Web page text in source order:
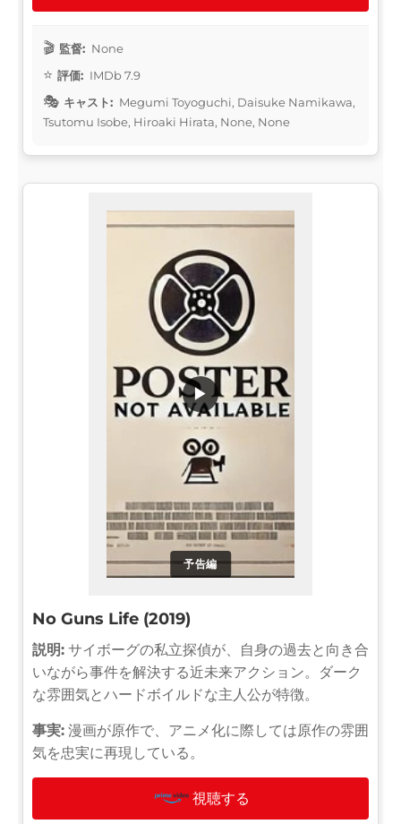
監督: None
評価: IMDb 7.9
キャスト: Megumi Toyoguchi, Daisuke Namikawa,
Tsutomu Isobe, Hiroaki Hirata, None, None
予告編
▶
No Guns Life (2019)
説明: サイボーグの私立探偵が、自身の過去と向き合
いながら事件を解決する近未来アクション。ダーク
な雰囲気とハードボイルドな主人公が特徴。
事実: 漫画が原作で、アニメ化に際しては原作の雰囲
気を忠実に再現している。
視聴する